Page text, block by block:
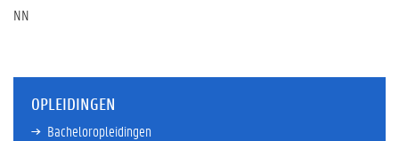
NN
OPLEIDINGEN
Bacheloropleidingen